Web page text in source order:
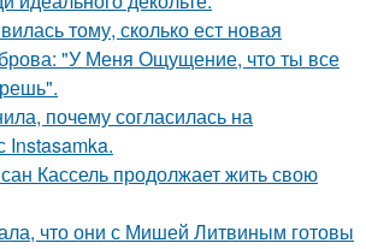
тому, сколько ест новая
"У Меня Ощущение, что ты все
почему согласилась на
Instasamka.
Кассель продолжает жить свою
что они с Мишей Литвиным готовы